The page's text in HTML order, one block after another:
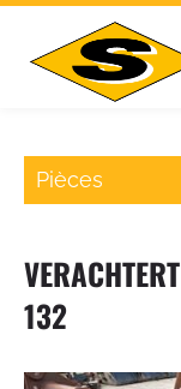
Pièces
FOURCHE
GODET DU
132